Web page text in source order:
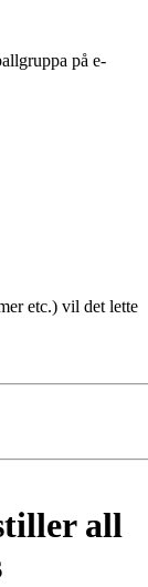
på e-
etc.) vil det lette
all